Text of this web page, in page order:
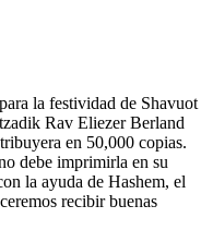
la festividad de Shavuot
Rav Eliezer Berland
en 50,000 copias.
debe imprimirla en su
la ayuda de Hashem, el
recibir buenas